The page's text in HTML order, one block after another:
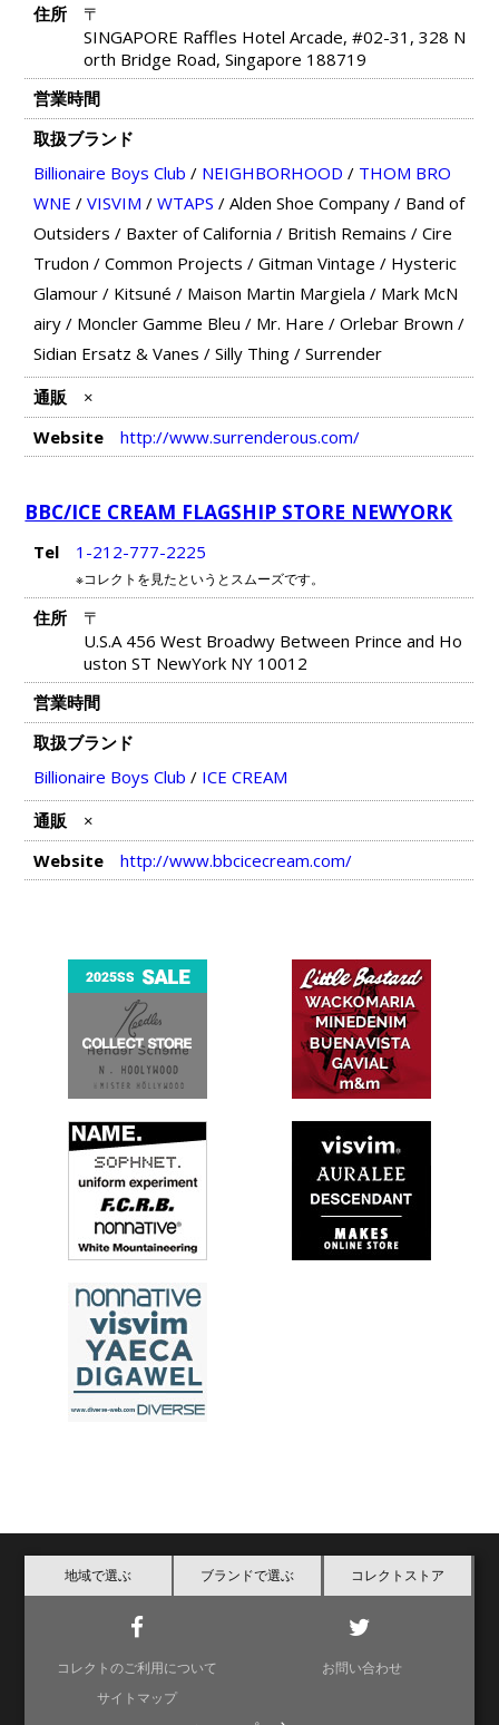
住所
〒
SINGAPORE Raffles Hotel Arcade, #02-31, 328 N
orth Bridge Road, Singapore 188719
営業時間
取扱ブランド
Billionaire Boys Club / NEIGHBORHOOD / THOM BRO
WNE / VISVIM / WTAPS / Alden Shoe Company/ Band of
Outsiders / Baxter of California / British Remains / Cire
Trudon / Common Projects / Gitman Vintage / Hysteric
Glamour/ Kitsuné / Maison Martin Margiela / Mark McN
airy/ Moncler Gamme Bleu / Mr. Hare / Orlebar Brown /
Sidian Ersatz & Vanes / Silly Thing/ Surrender
通販
×
Website
http://www.surrenderous.com/
BBC/ICE CREAM FLAGSHIP STORE NEWYORK
Tel 1-212-777-2225
※コレクトを見たというとスムーズです。
住所
〒
U.S.A 456 West Broadwy Between Prince and Ho
uston ST NewYork NY 10012
営業時間
取扱ブランド
Billionaire Boys Club / ICE CREAM
通販
×
Website
http://www.bbcicecream.com/
地域で選ぶ ブランドで選ぶ コレクトストア
コレクトのご利用について
お問い合わせ
サイトマップ